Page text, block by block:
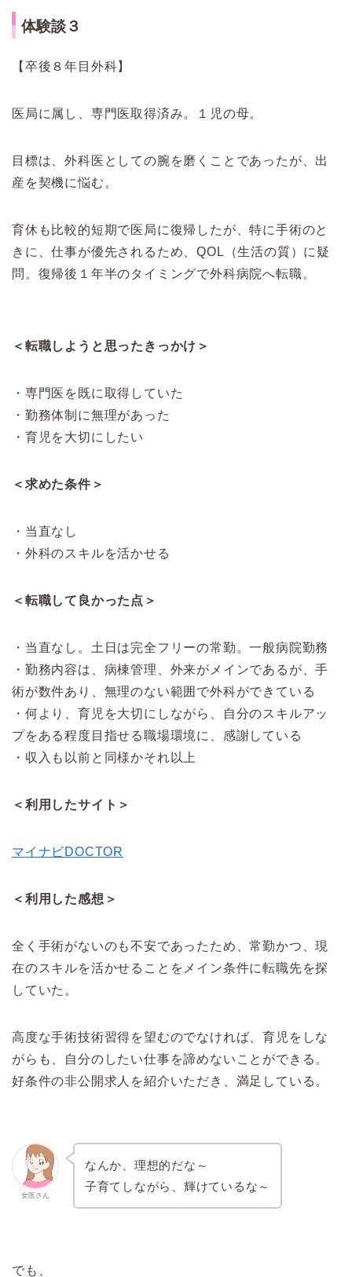
体験談３
【卒後８年目外科】
医局に属し、専門医取得済み。１児の母。
目標は、外科医としての腕を磨くことであったが、出
産を契機に悩む。
育休も比較的短期で医局に復帰したが、特に手術のと
きに、仕事が優先されるため、QOL（生活の質）に疑
問。復帰後１年半のタイミングで外科病院へ転職。
＜転職しようと思ったきっかけ＞
・専門医を既に取得していた
・勤務体制に無理があった
・育児を大切にしたい
＜求めた条件＞
・当直なし
・外科のスキルを活かせる
＜転職して良かった点＞
・当直なし。土日は完全フリーの常勤。一般病院勤務
・勤務内容は、病棟管理、外来がメインであるが、手
術が数件あり、無理のない範囲で外科ができている
・何より、育児を大切にしながら、自分のスキルアッ
プをある程度目指せる職場環境に、感謝している
・収入も以前と同様かそれ以上
＜利用したサイト＞
マイナビDOCTOR
＜利用した感想＞
全く手術がないのも不安であったため、常勤かつ、現
在のスキルを活かせることをメイン条件に転職先を探
していた。
高度な手術技術習得を望むのでなければ、育児をしな
がらも、自分のしたい仕事を諦めないことができる。
好条件の非公開求人を紹介いただき、満足している。
女医さん
なんか、理想的だな～
子育てしながら、輝けているな～
でも、